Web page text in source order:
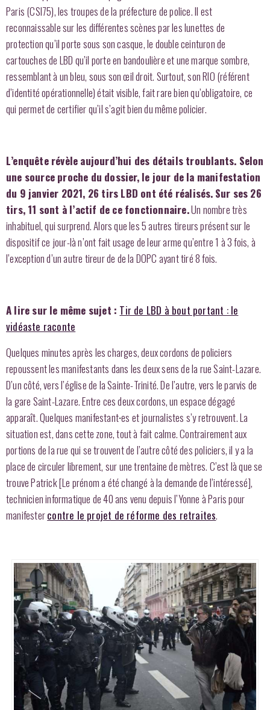
Paris (CSI75), les troupes de la préfecture de police. Il est
reconnaissable sur les différentes scènes par les lunettes de
protection qu’il porte sous son casque, le double ceinturon de
cartouches de LBD qu’il porte en bandoulière et une marque sombre,
ressemblant à un bleu, sous son œil droit. Surtout, son RIO (référent
d’identité opérationnelle) était visible, fait rare bien qu’obligatoire, ce
qui permet de certifier qu’il s’agit bien du même policier.
L’enquête révèle aujourd’hui des détails troublants. Selon
une source proche du dossier, le jour de la manifestation
du 9 janvier 2021, 26 tirs LBD ont été réalisés. Sur ses 26
tirs, 11 sont à l’actif de ce fonctionnaire.Un nombre très
inhabituel, qui surprend. Alors que les 5 autres tireurs présent sur le
dispositif ce jour-là n’ont fait usage de leur arme qu’entre 1 à 3 fois, à
l’exception d’un autre tireur de de la DOPC ayant tiré 8 fois.
A lire sur le même sujet : Tir de LBD à bout portant : le
vidéaste raconte
Quelques minutes après les charges, deux cordons de policiers
repoussent les manifestants dans les deux sens de la rue Saint-Lazare.
D’un côté, vers l’église de la Sainte-Trinité. De l’autre, vers le parvis de
la gare Saint-Lazare. Entre ces deux cordons, un espace dégagé
apparaît. Quelques manifestant·es et journalistes s’y retrouvent. La
situation est, dans cette zone, tout à fait calme. Contrairement aux
portions de la rue qui se trouvent de l’autre côté des policiers, il y a la
place de circuler librement, sur une trentaine de mètres. C’est là que se
trouve Patrick [Le prénom a été changé à la demande de l’intéressé],
technicien informatique de 40 ans venu depuis l’Yonne à Paris pour
manifestercontre le projet de réforme des retraites.